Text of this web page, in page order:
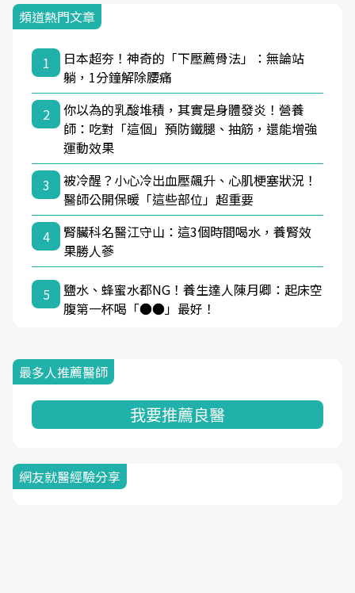
頻道熱門文章
1
日本超夯！神奇的「下壓薦骨法」：無論站
躺，1分鐘解除腰痛
2
你以為的乳酸堆積，其實是身體發炎！營養
師：吃對「這個」預防鐵腿、抽筋，還能增強
運動效果
3
被冷醒？小心冷出血壓飆升、心肌梗塞狀況！
醫師公開保暖「這些部位」超重要
4
腎臟科名醫江守山：這3個時間喝水，養腎效
果勝人蔘
5
鹽水、蜂蜜水都NG！養生達人陳月卿：起床空
腹第一杯喝「●●」最好！
最多人推薦醫師
我要推薦良醫
網友就醫經驗分享